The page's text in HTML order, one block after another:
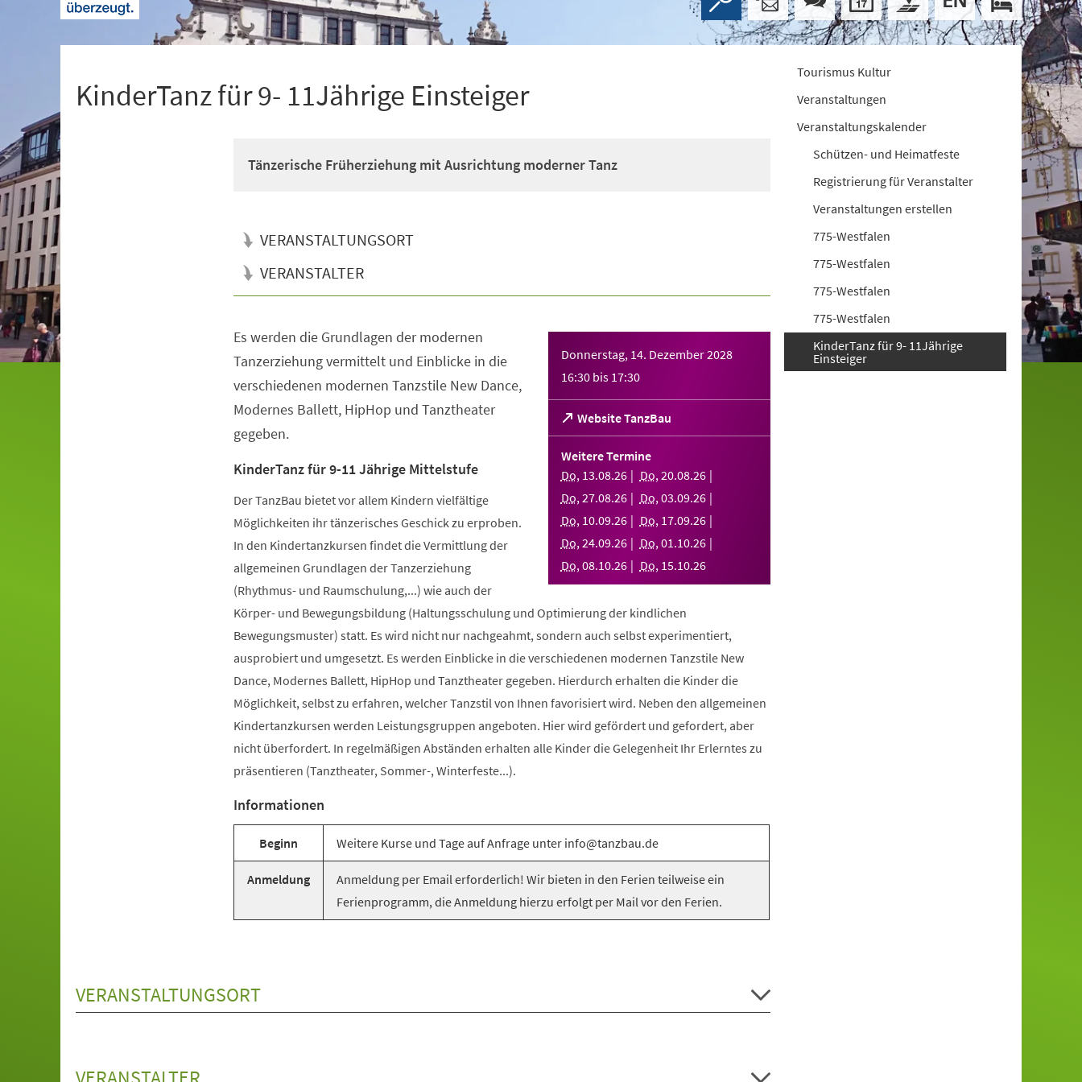
KinderTanz für 9- 11Jährige Einsteiger
Tänzerische Früherziehung mit Ausrichtung moderner Tanz
VERANSTALTUNGSORT
VERANSTALTER
Donnerstag, 14. Dezember 2028
16:30 bis 17:30
Website TanzBau
(Öffnet
in
einem
Tab)
Weitere Termine
Do, 13.08.26 Do,20.08.26
Do,27.08.26 Do,03.09.26
Do, 10.09.26 Do, 17.09.26
Do,24.09.26 Do,01.10.26
Do,08.10.26 Do, 15.10.26
Es werden die Grundlagen der modernen
Tanzerziehung vermittelt und Einblicke in die
verschiedenen modernen Tanzstile New Dance,
Modernes Ballett, HipHop und Tanztheater
gegeben.
KinderTanz für 9-11 Jährige Mittelstufe
Der TanzBau bietet vor allem Kindern vielfältige
Möglichkeiten ihr tänzerisches Geschick zu erproben.
In den Kindertanzkursen findet die Vermittlung der
allgemeinen Grundlagen der Tanzerziehung
(Rhythmus- und Raumschulung,...) wie auch der
Körper- und Bewegungsbildung (Haltungsschulung und Optimierung der kindlichen
Bewegungsmuster) statt. Es wird nicht nur nachgeahmt, sondern auch selbst experimentiert,
ausprobiert und umgesetzt. Es werden Einblicke in die verschiedenen modernen Tanzstile New
Dance, Modernes Ballett, HipHop und Tanztheater gegeben. Hierdurch erhalten die Kinder die
Möglichkeit, selbst zu erfahren, welcher Tanzstil von Ihnen favorisiert wird. Neben den allgemeinen
Kindertanzkursen werden Leistungsgruppen angeboten. Hier wird gefördert und gefordert, aber
nicht überfordert. In regelmäßigen Abständen erhalten alle Kinder die Gelegenheit Ihr Erlerntes zu
präsentieren (Tanztheater, Sommer-, Winterfeste...).
Informationen
Beginn Weitere Kurse und Tage auf Anfrage unter info@tanzbau.de
Anmeldung
Anmeldung per Email erforderlich! Wir bieten in den Ferien teilweise ein
Ferienprogramm, die Anmeldung hierzu erfolgt per Mail vor den Ferien.
VERANSTALTUNGSORT
Tourismus Kultur
Veranstaltungen
Veranstaltungskalender
Schützen- und Heimatfeste
Registrierung für Veranstalter
Veranstaltungen erstellen
775-Westfalen
775-Westfalen
775-Westfalen
775-Westfalen
KinderTanz für 9- 11Jährige
Einsteiger